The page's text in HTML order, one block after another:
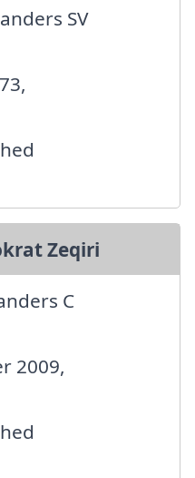
SV
Zeqiri
C
2009,